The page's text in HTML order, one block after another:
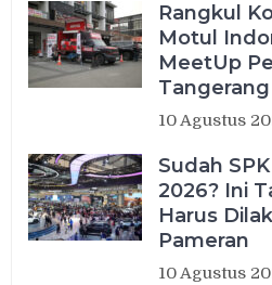
Rangkul
Motul
MeetUp
Tangerang
10 Agustus
Sudah
2026? Ini
Harus
Pameran
10 Agustus